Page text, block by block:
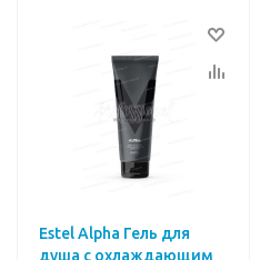
Estel Alpha Гель для
душа с охлаждающим